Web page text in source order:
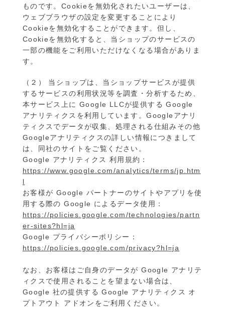
ものです。Cookieを無効化されたいユーザーは、
ウェブブラウザの設定を変更することにより
Cookieを無効化することができます。但し、
Cookieを無効化すると、当ショップのサービスの
一部の機能をご利用いただけなくなる場合がありま
す。
（２） 当ショップは、当ショップサービスが提供
するサービスの利用状況等を調査・分析するため、
本サービス上に Google LLCが提供する Google
アナリティクスを利用しています。Googleアナリ
ティクスでデータが収集、処理される仕組みその他
Googleアナリティクスの詳しい情報につきまして
は、同社のサイトをご覧ください。
Google アナリティクス 利用規約：
https://www.google.com/analytics/terms/jp.htm
l
お客様が Google パートナーのサイトやアプリを使
用する際の Google によるデータ使用：
https://policies.google.com/technologies/partn
er-sites?hl=ja
Google プライバシーポリシー：
https://policies.google.com/privacy?hl=ja
なお、お客様はご自身のデータが Google アナリテ
ィクスで使用されることを望まない場合は、
Google 社の提供する Google アナリティクス オ
プトアウト アドオンをご利用ください。